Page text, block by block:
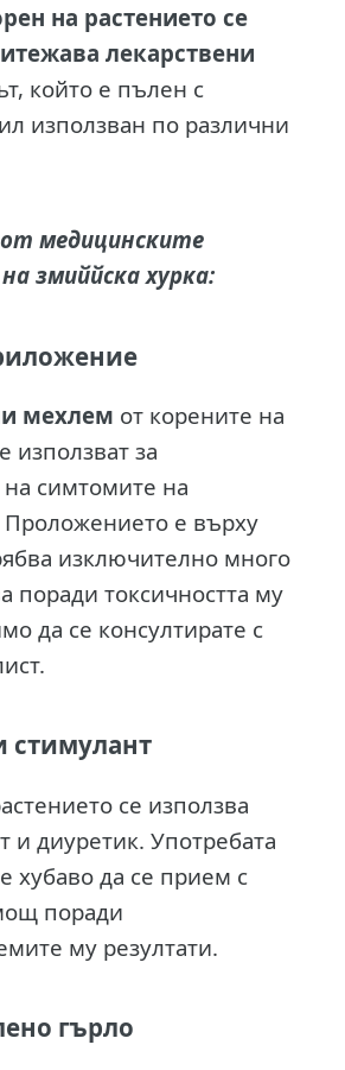
на растението се
лекарствени
който е пълен с
използван по различни
медицинските
змиййска хурка:
мехлем от корените на
използват за
симтомите на
Проложението е върху
изключително много
поради токсичността му
да се консултирате с
стимулант
се използва
и диуретик. Употребата
хубаво да се прием с
поради
му резултати.
гърло